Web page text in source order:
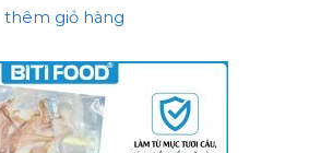
thêm giỏ hàng